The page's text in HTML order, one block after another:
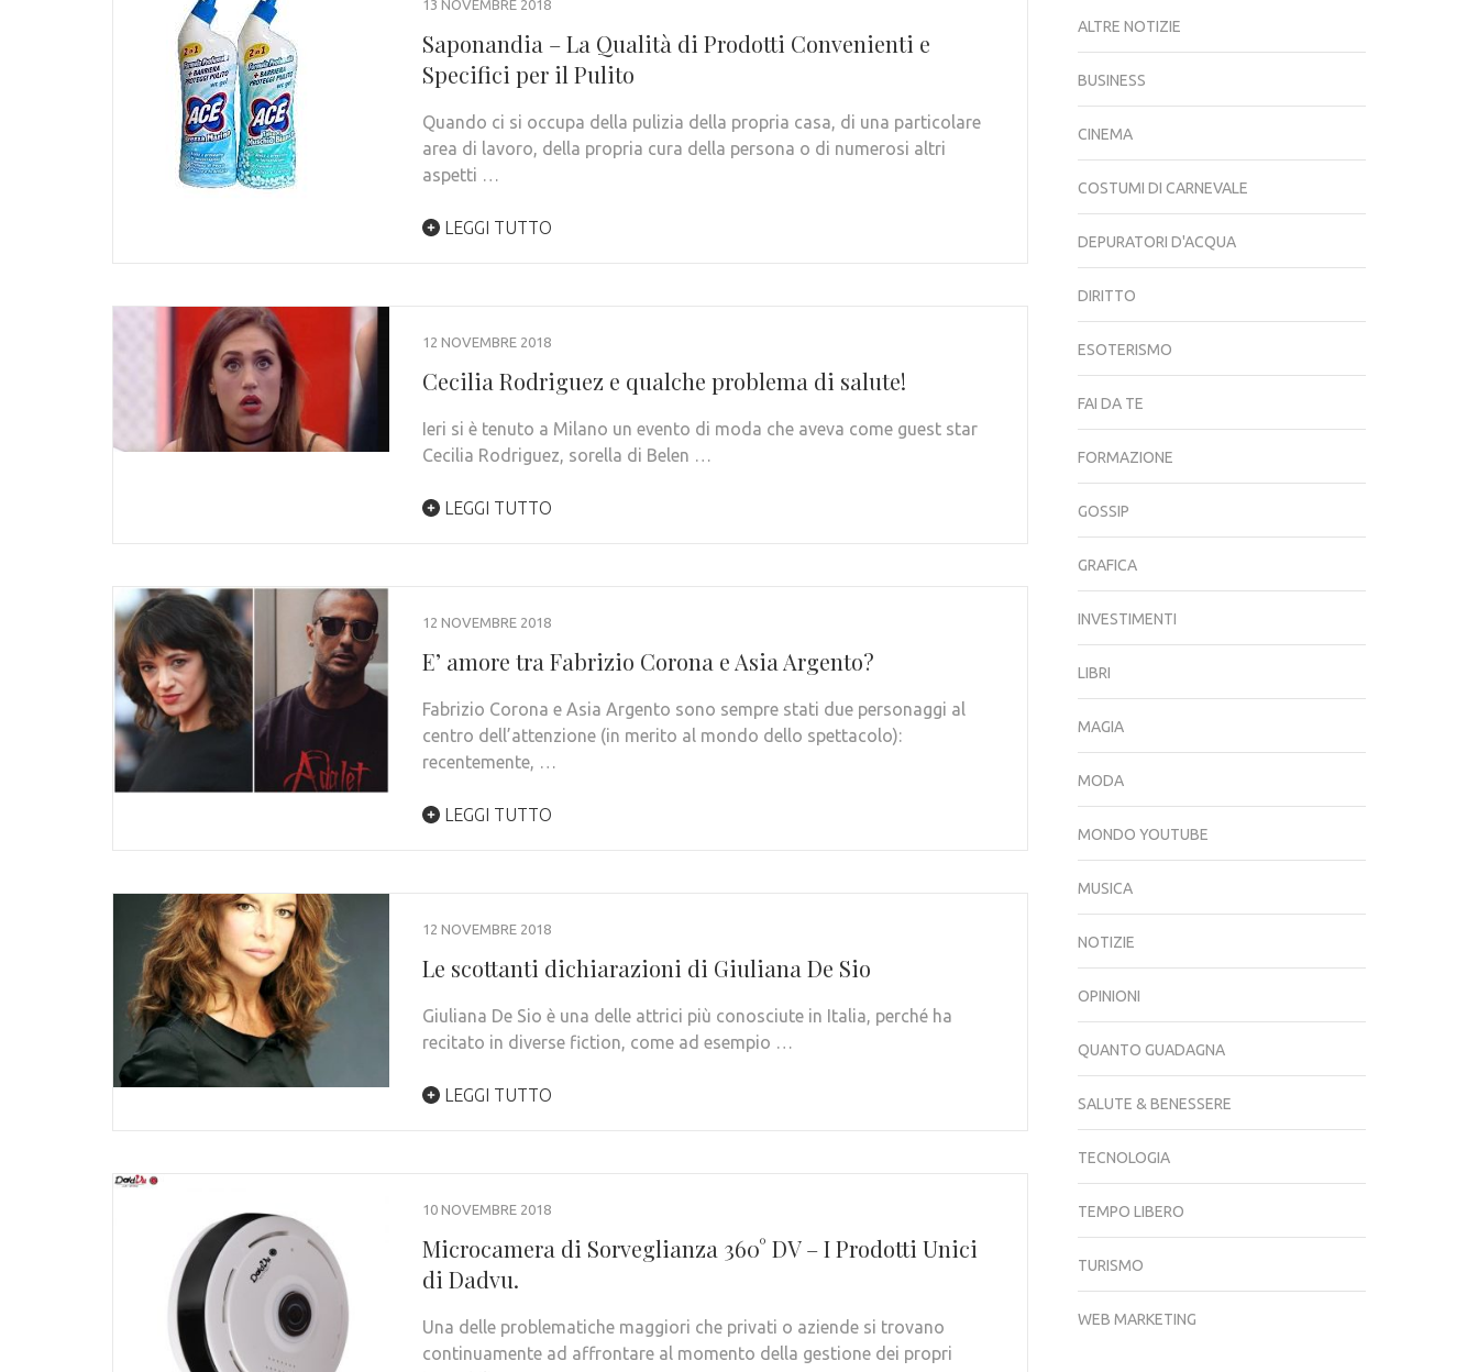
13 NOVEMBRE 2018
Saponandia – La Qualità di Prodotti Convenienti e
Specifici per il Pulito
Quando ci si occupa della pulizia della propria casa, di una particolare
area di lavoro, della propria cura della persona o di numerosi altri
aspetti …
LEGGI TUTTO
12 NOVEMBRE 2018
Cecilia Rodriguez e qualche problema di salute!
Ieri si è tenuto a Milano un evento di moda che aveva come guest star
Cecilia Rodriguez, sorella di Belen …
LEGGI TUTTO
12 NOVEMBRE 2018
E’ amore tra Fabrizio Corona e Asia Argento?
Fabrizio Corona e Asia Argento sono sempre stati due personaggi al
centro dell’attenzione (in merito al mondo dello spettacolo):
recentemente, …
LEGGI TUTTO
12 NOVEMBRE 2018
Le scottanti dichiarazioni di Giuliana De Sio
Giuliana De Sio è una delle attrici più conosciute in Italia, perché ha
recitato in diverse fiction, come ad esempio …
LEGGI TUTTO
10 NOVEMBRE 2018
Microcamera di Sorveglianza 360° DV – I Prodotti Unici
di Dadvu.
Una delle problematiche maggiori che privati o aziende si trovano
continuamente ad affrontare al momento della gestione dei propri
ALTRE NOTIZIE
BUSINESS
CINEMA
COSTUMI DI CARNEVALE
DEPURATORI D'ACQUA
DIRITTO
ESOTERISMO
FAI DA TE
FORMAZIONE
GOSSIP
GRAFICA
INVESTIMENTI
LIBRI
MAGIA
MODA
MONDO YOUTUBE
MUSICA
NOTIZIE
OPINIONI
QUANTO GUADAGNA
SALUTE & BENESSERE
TECNOLOGIA
TEMPO LIBERO
TURISMO
WEB MARKETING